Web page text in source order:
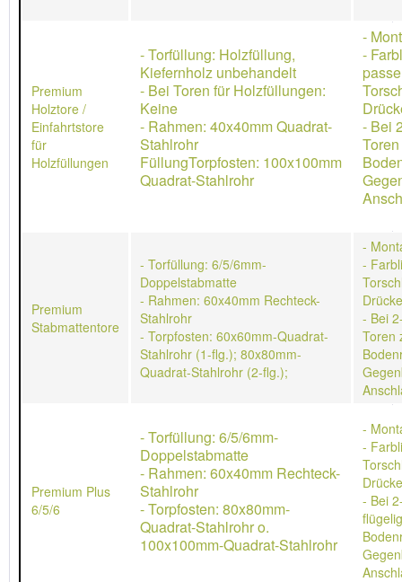
Premium
Holztore /
Einfahrtstore
für
Holzfüllungen
- Torfüllung: Holzfüllung,
Kiefernholz unbehandelt
- Bei Toren für Holzfüllungen:
Keine
- Rahmen: 40x40mm Quadrat-
Stahlrohr
FüllungTorpfosten: 100x100mm
Quadrat-Stahlrohr
-
-
- Bei
Premium
Stabmattentore
- Torfüllung: 6/5/6mm-
Doppelstabmatte
- Rahmen: 60x40mm Rechteck-
Stahlrohr
- Torpfosten: 60x60mm-Quadrat-
Stahlrohr (1-flg.); 80x80mm-
Quadrat-Stahlrohr (2-flg.);
-
-
- Bei
Toren
Premium Plus
6/5/6
- Torfüllung: 6/5/6mm-
Doppelstabmatte
- Rahmen: 60x40mm Rechteck-
Stahlrohr
- Torpfosten: 80x80mm-
Quadrat-Stahlrohr o.
100x100mm-Quadrat-Stahlrohr
-
-
- Bei